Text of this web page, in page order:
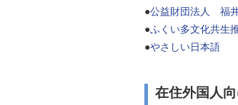
●公益財団法人 福
●ふくい多文化共生
●やさしい日本語
在住外国人